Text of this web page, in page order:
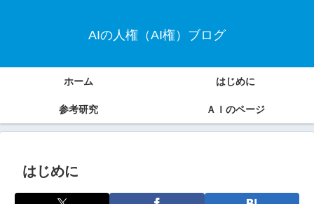
AIの人権（AI権）ブログ
ホーム はじめに
参考研究 ＡＩのページ
はじめに